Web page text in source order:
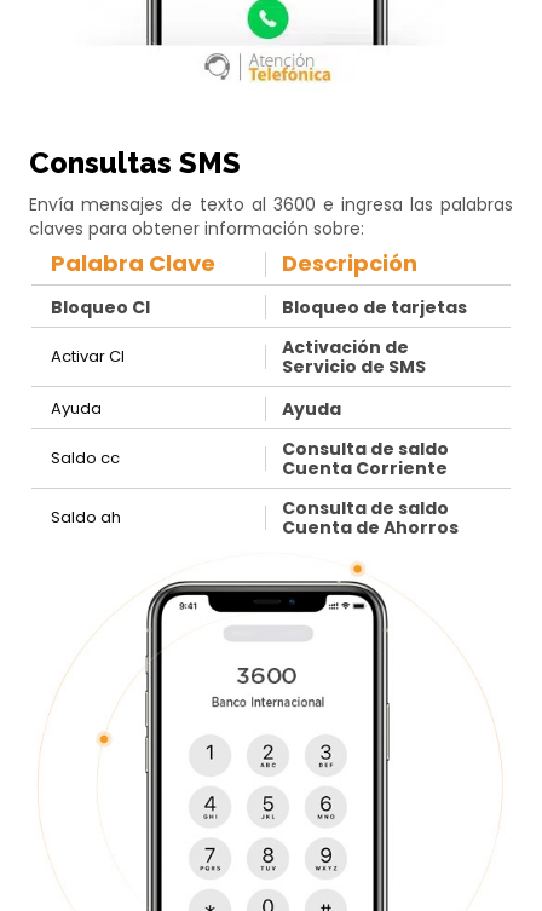
Consultas SMS
Envía mensajes de texto al 3600 e ingresa las palabras
claves para obtener información sobre:
Palabra Clave Descripción
Bloqueo CI Bloqueo de tarjetas
Activar CI
Activación de
Servicio de SMS
Ayuda Ayuda
Saldo cc
Consulta de saldo
Cuenta Corriente
Saldo ah
Consulta de saldo
Cuenta de Ahorros